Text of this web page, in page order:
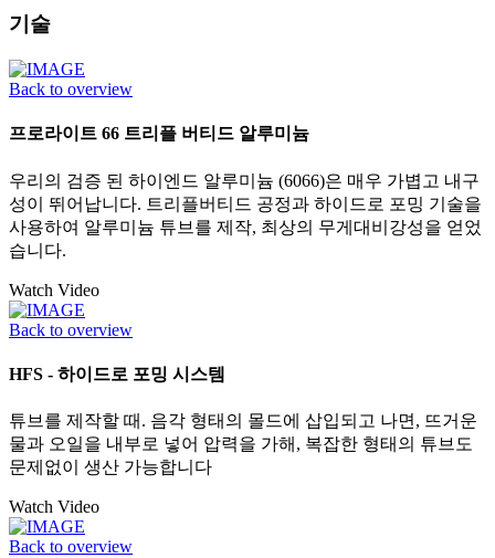
기술
Back to overview
프로라이트 66 트리플 버티드 알루미늄
우리의 검증 된 하이엔드 알루미늄 (6066)은 매우 가볍고 내구
성이 뛰어납니다. 트리플버티드 공정과 하이드로 포밍 기술을
사용하여 알루미늄 튜브를 제작, 최상의 무게대비강성을 얻었
습니다.
Watch Video
Back to overview
HFS - 하이드로 포밍 시스템
튜브를 제작할 때. 음각 형태의 몰드에 삽입되고 나면, 뜨거운
물과 오일을 내부로 넣어 압력을 가해, 복잡한 형태의 튜브도
문제없이 생산 가능합니다
Watch Video
Back to overview